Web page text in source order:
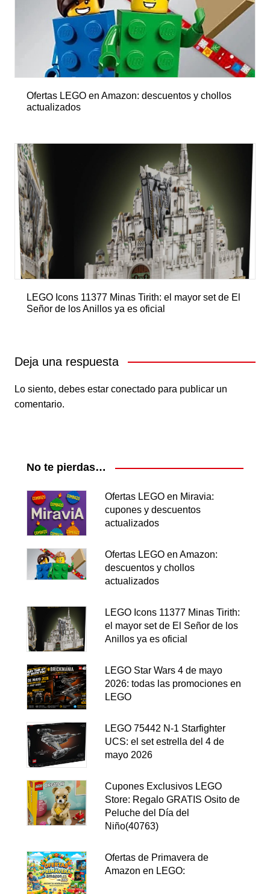
Ofertas LEGO en Amazon: descuentos y chollos
actualizados
LEGO Icons 11377 Minas Tirith: el mayor set de El
Señor de los Anillos ya es oficial
Deja una respuesta
Lo siento, debes estar conectadopara publicar un
comentario.
No te pierdas…
Ofertas LEGO en Miravia:
cupones y descuentos
actualizados
Ofertas LEGO en Amazon:
descuentos y chollos
actualizados
LEGO Icons 11377 Minas Tirith:
el mayor set de El Señor de los
Anillos ya es oficial
LEGO Star Wars 4 de mayo
2026: todas las promociones en
LEGO
LEGO 75442 N-1 Starfighter
UCS: el set estrella del 4 de
mayo 2026
Cupones Exclusivos LEGO
Store: Regalo GRATIS Osito de
Peluche del Día del
Niño(40763)
Ofertas de Primavera de
Amazon en LEGO: